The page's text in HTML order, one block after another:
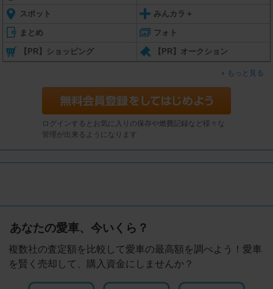
スポット みんカラ＋
まとめ フォト
【PR】ショッピング 【PR】オークション
もっと見る
ログインするとお気に入りの保存や燃費記録など様々な
管理が出来るようになります
あなたの愛車、今いくら？
複数社の査定額を比較して愛車の最高額を調べよう！愛車
を賢く売却して、購入資金にしませんか？